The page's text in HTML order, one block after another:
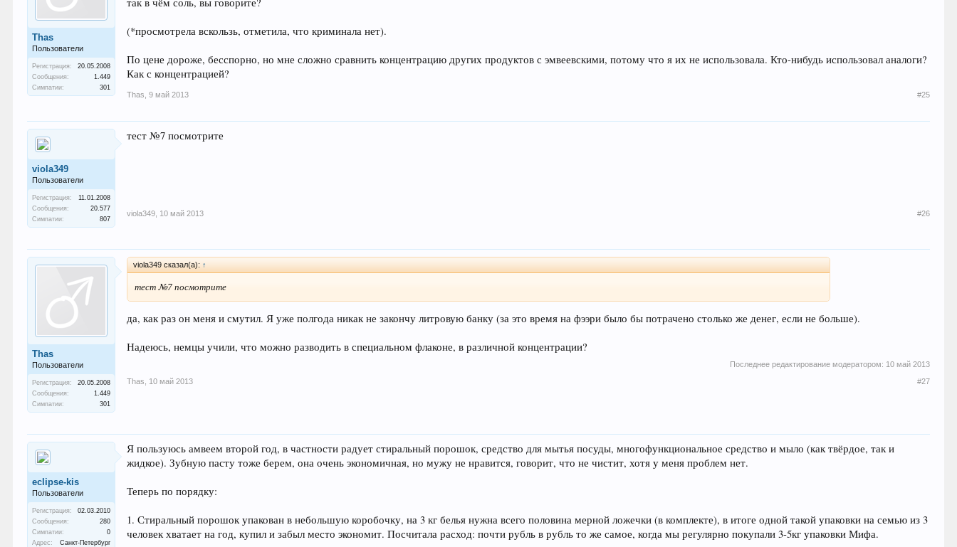
Thas
Пользователи
Регистрация:
20.05.2008
Сообщения:
1.449
Симпатии:
301
(*просмотрела вскользь, отметила, что криминала нет).
По цене дороже, бесспорно, но мне сложно сравнить концентрацию других продуктов с эмвеевскими, потому что я их не использовала. Кто-нибудь использовал аналоги?
Как с концентрацией?
Thas 9 май 2013 #25
viola349
Пользователи
Регистрация:
11.01.2008
Сообщения:
20.577
Симпатии:
807
тест №7 посмотрите
viola349 10 май 2013 #26
Thas
Пользователи
Регистрация:
20.05.2008
Сообщения:
1.449
Симпатии:
301
viola349 сказал(а): ↑
тест №7 посмотрите
да, как раз он меня и смутил. Я уже полгода никак не закончу литровую банку (за это время на фээри было бы потрачено столько же денег, если не больше).
Надеюсь, немцы учили, что можно разводить в специальном флаконе, в различной концентрации?
Последнее редактирование модератором: 10 май 2013
Thas
10 май 2013 #27
eclipse-kis
Пользователи
Регистрация:
02.03.2010
Сообщения:
280
Симпатии:
0
Адрес:
Санкт-Петербург
Я пользуюсь амвеем второй год, в частности радует стиральный порошок, средство для мытья посуды, многофункциональное средство и мыло (как твёрдое, так и
жидкое). Зубную пасту тоже берем, она очень экономичная, но мужу не нравится, говорит, что не чистит, хотя у меня проблем нет.
Теперь по порядку:
1. Стиральный порошок упакован в небольшую коробочку, на 3 кг белья нужна всего половина мерной ложечки (в комплекте), в итоге одной такой упаковки на семью из 3
человек хватает на год, купил и забыл место экономит. Посчитала расход: почти рубль в рубль то же самое, когда мы регулярно покупали 3-5кг упаковки Мифа.